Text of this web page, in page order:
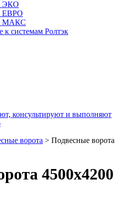
ЭКО
ЕВРО
МАКС
системам Ролтэк
консультируют и выполняют
ворота > Подвесные ворота
4500х4200